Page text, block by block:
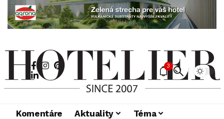
3
Komentáre Aktuality
Téma